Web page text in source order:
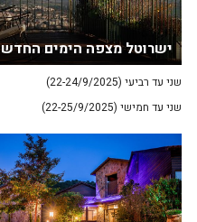
ישרוטל מצפה הימים החדש
שני עד רביעי (22-24/9/2025)
שני עד חמישי (22-25/9/2025)